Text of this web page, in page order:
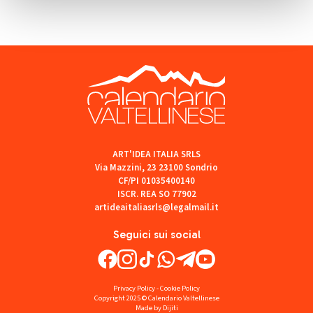
Seguici sui social
ART'IDEA ITALIA SRLS
Via Mazzini, 23 23100 Sondrio
CF/PI 01035400140
ISCR. REA SO 77902
artideaitaliasrls@legalmail.it
Privacy Policy-Cookie Policy
Copyright 2025 © Calendario Valtellinese
Made by Dijiti